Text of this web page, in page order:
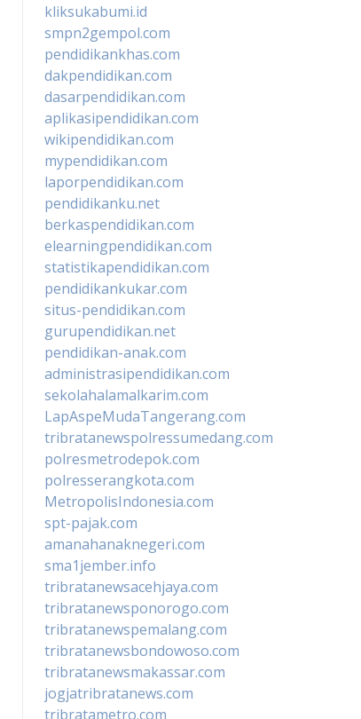
kliksukabumi.id
smpn2gempol.com
pendidikankhas.com
dakpendidikan.com
dasarpendidikan.com
aplikasipendidikan.com
wikipendidikan.com
mypendidikan.com
laporpendidikan.com
pendidikanku.net
berkaspendidikan.com
elearningpendidikan.com
statistikapendidikan.com
pendidikankukar.com
situs-pendidikan.com
gurupendidikan.net
pendidikan-anak.com
administrasipendidikan.com
sekolahalamalkarim.com
LapAspeMudaTangerang.com
tribratanewspolressumedang.com
polresmetrodepok.com
polresserangkota.com
MetropolisIndonesia.com
spt-pajak.com
amanahanaknegeri.com
sma1jember.info
tribratanewsacehjaya.com
tribratanewsponorogo.com
tribratanewspemalang.com
tribratanewsbondowoso.com
tribratanewsmakassar.com
jogjatribratanews.com
tribratametro.com